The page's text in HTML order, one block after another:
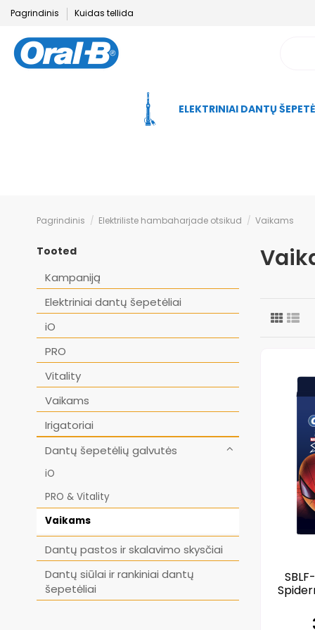
Pagrindinis Kuidas tellida
ELEKTRINIAI DANTŲ
Pagrindinis Elektriliste hambaharjade otsikud Vaikams
Tooted
Kampaniją
Elektriniai dantų šepetėliai
iO
PRO
Vitality
Vaikams
Irigatoriai
Dantų šepetėlių galvutės
iO
PRO & Vitality
Vaikams
Dantų pastos ir skalavimo skysčiai
Dantų siūlai ir rankiniai dantų
šepetėliai